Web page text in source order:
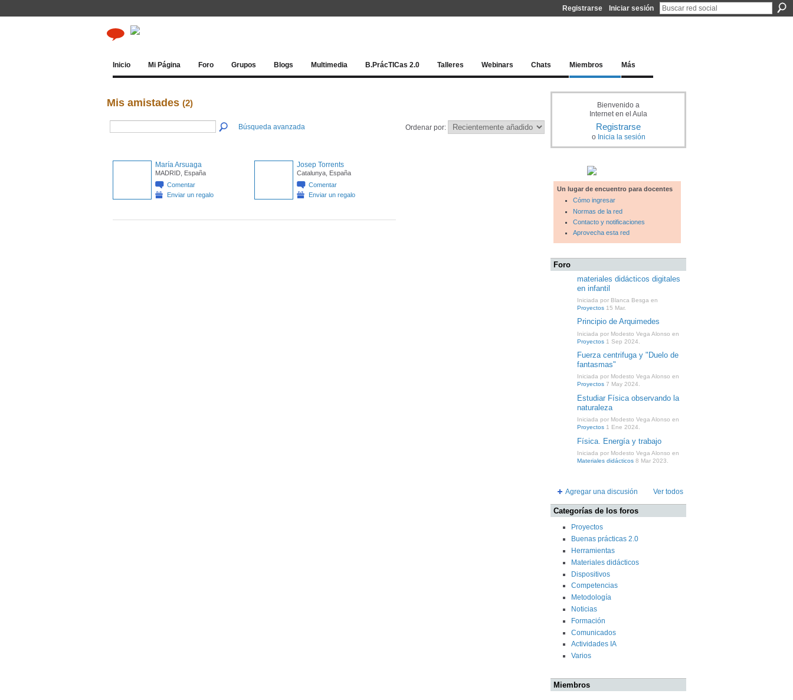
Registrarse Iniciar sesión
Inicio Mi Página Foro Grupos Blogs Multimedia B.PrácTICas 2.0 Talleres Webinars Chats Miembros Más
Mis amistades (2)
Búsqueda avanzada Ordenar por:
María Arsuaga
MADRID, España
Comentar
Enviar un regalo
Josep Torrents
Catalunya, España
Comentar
Enviar un regalo
Bienvenido a
Internet en el Aula
Registrarse
o Inicia la sesión
Un lugar de encuentro para docentes
Cómo ingresar
Normas de la red
Contacto y notificaciones
Aprovecha esta red
Foro
materiales didácticos digitales
en infantil
Iniciada por Blanca Besga en
Proyectos 15 Mar.
Principio de Arquimedes
Iniciada por Modesto Vega Alonso en
Proyectos 1 Sep 2024.
Fuerza centrifuga y "Duelo de
fantasmas"
Iniciada por Modesto Vega Alonso en
Proyectos 7 May 2024.
Estudiar Física observando la
naturaleza
Iniciada por Modesto Vega Alonso en
Proyectos 1 Ene 2024.
Física. Energía y trabajo
Iniciada por Modesto Vega Alonso en
Materiales didácticos 8 Mar 2023.
Agregar una discusión Ver todos
Categorías de los foros
Proyectos
Buenas prácticas 2.0
Herramientas
Materiales didácticos
Dispositivos
Competencias
Metodología
Noticias
Formación
Comunicados
Actividades IA
Varios
Miembros